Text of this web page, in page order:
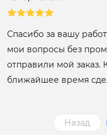
Спасибо за вашу
мои вопросы без
отправили мой заказ.
ближайшее время
Назад